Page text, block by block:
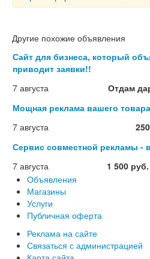
Другие похожие объявления
Сайт для бизнеса, который
приводит заявки!!
7 августа
Отдам
Мощная реклама вашего
7 августа
Сервис совместной рекламы -
7 августа
1 500 руб.
Объявления
Магазины
Услуги
Публичная оферта
Реклама на сайте
Связаться с администрацией